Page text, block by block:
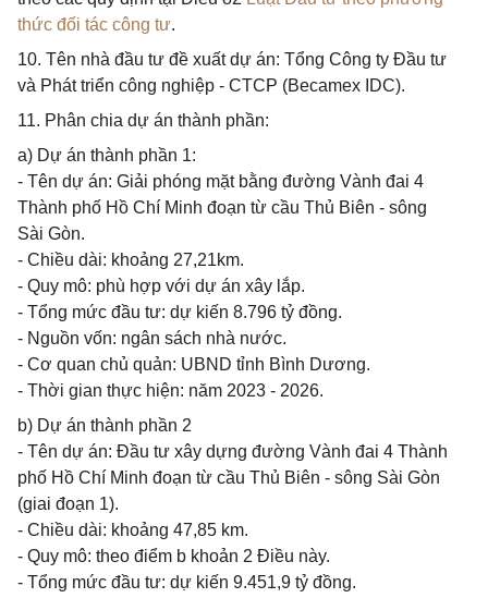
thức đối tác công tư.
10. Tên nhà đầu tư đề xuất dự án: Tổng Công ty Đầu tư
và Phát triển công nghiệp - CTCP (Becamex IDC).
11. Phân chia dự án thành phần:
a) Dự án thành phần 1:
- Tên dự án: Giải phóng mặt bằng đường Vành đai 4
Thành phố Hồ Chí Minh đoạn từ cầu Thủ Biên - sông
Sài Gòn.
- Chiều dài: khoảng 27,21km.
- Quy mô: phù hợp với dự án xây lắp.
- Tổng mức đầu tư: dự kiến 8.796 tỷ đồng.
- Nguồn vốn: ngân sách nhà nước.
- Cơ quan chủ quản: UBND tỉnh Bình Dương.
- Thời gian thực hiện: năm 2023 - 2026.
b) Dự án thành phần 2
- Tên dự án: Đầu tư xây dựng đường Vành đai 4 Thành
phố Hồ Chí Minh đoạn từ cầu Thủ Biên - sông Sài Gòn
(giai đoạn 1).
- Chiều dài: khoảng 47,85 km.
- Quy mô: theo điểm b khoản 2 Điều này.
- Tổng mức đầu tư: dự kiến 9.451,9 tỷ đồng.